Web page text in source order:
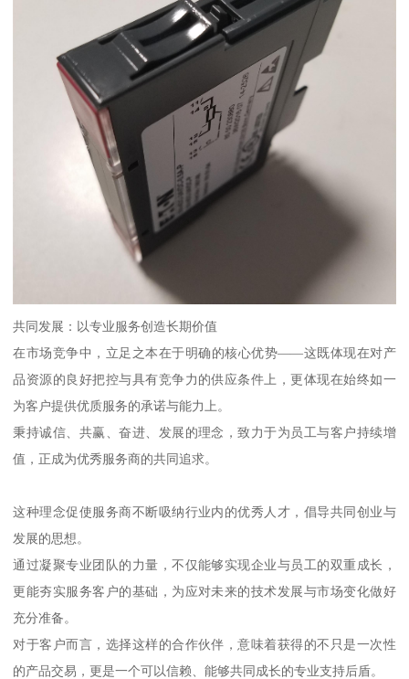
共同发展：以专业服务创造长期价值
在市场竞争中，立足之本在于明确的核心优势——这既体现在对产
品资源的良好把控与具有竞争力的供应条件上，更体现在始终如一
为客户提供优质服务的承诺与能力上。
秉持诚信、共赢、奋进、发展的理念，致力于为员工与客户持续增
值，正成为优秀服务商的共同追求。
这种理念促使服务商不断吸纳行业内的优秀人才，倡导共同创业与
发展的思想。
通过凝聚专业团队的力量，不仅能够实现企业与员工的双重成长，
更能夯实服务客户的基础，为应对未来的技术发展与市场变化做好
充分准备。
对于客户而言，选择这样的合作伙伴，意味着获得的不只是一次性
的产品交易，更是一个可以信赖、能够共同成长的专业支持后盾。